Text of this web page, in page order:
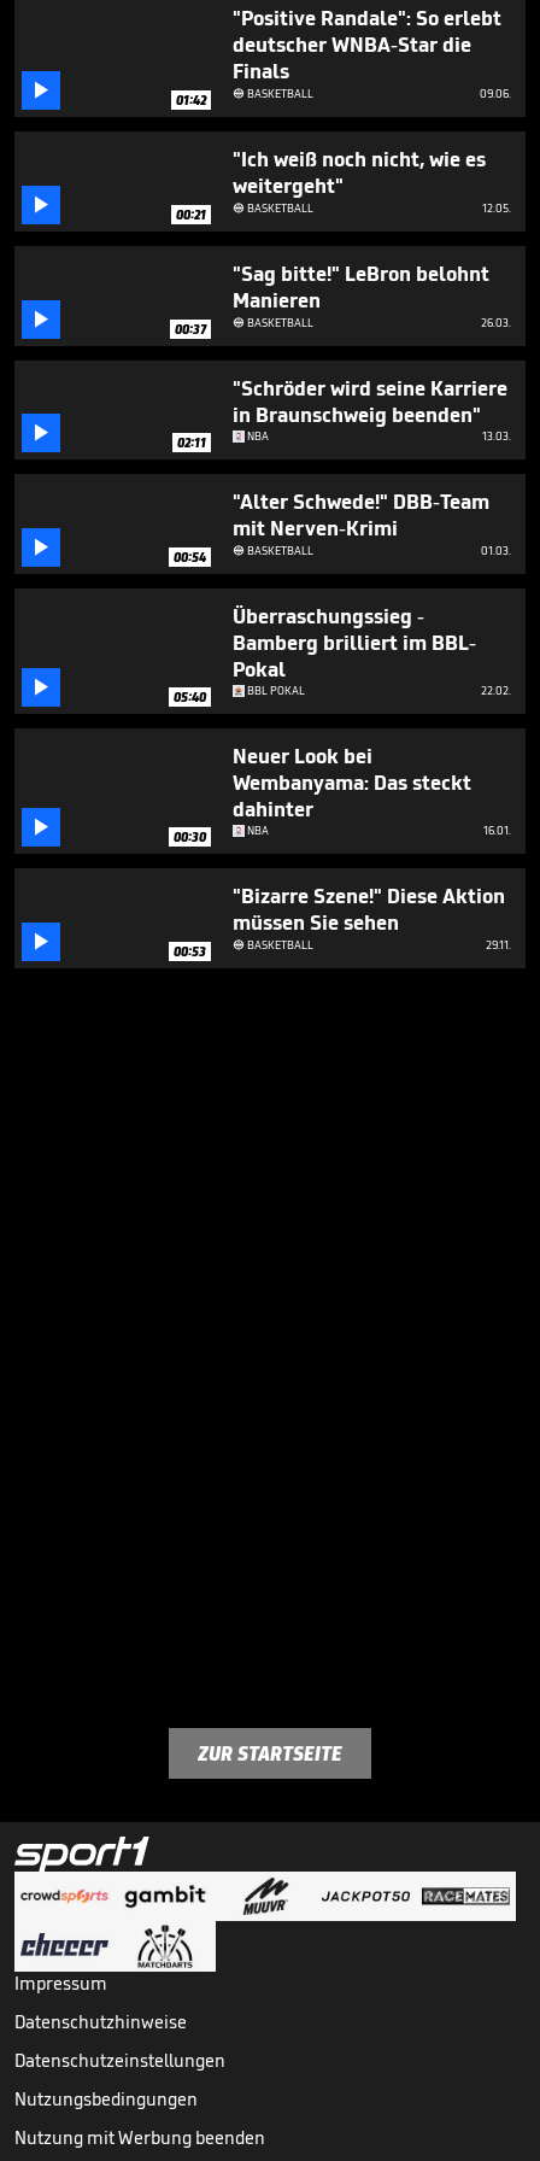
seconds
 01:42
"Positive Randale": So erlebt
deutscher WNBA-Star die
Finals
BASKETBALL 09.06.
 00:21
"Ich weiß noch nicht, wie es
weitergeht"
BASKETBALL 12.05.
 00:37
"Sag bitte!" LeBron belohnt
Manieren
BASKETBALL 26.03.
 02:11
"Schröder wird seine Karriere
in Braunschweig beenden"
NBA 13.03.
 00:54
"Alter Schwede!" DBB-Team
mit Nerven-Krimi
BASKETBALL 01.03.
 05:40
Überraschungssieg -
Bamberg brilliert im BBL-
Pokal
BBL POKAL 22.02.
 00:30
Neuer Look bei
Wembanyama: Das steckt
dahinter
NBA 16.01.
 00:53
"Bizarre Szene!" Diese Aktion
müssen Sie sehen
BASKETBALL 29.11.
ZUR STARTSEITE
Impressum
Datenschutzhinweise
Datenschutzeinstellungen
Nutzungsbedingungen
Nutzung mit Werbung beenden